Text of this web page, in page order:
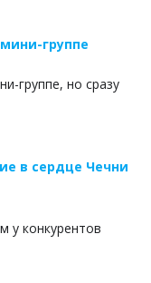
группе
группе, но сразу
в сердце Чечни
у конкурентов